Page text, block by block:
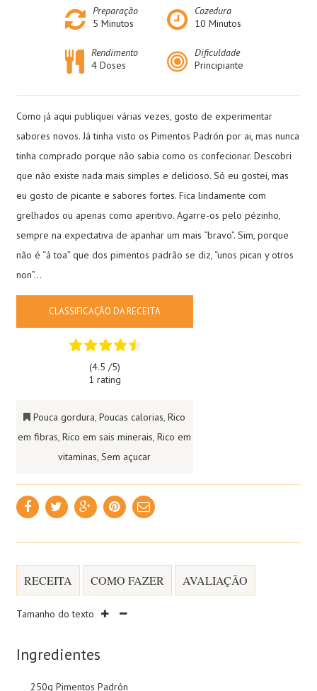
Preparação
5 Minutos
Cozedura
10 Minutos
Rendimento
4 Doses
Dificuldade
Principiante
Como já aqui publiquei várias vezes, gosto de experimentar
sabores novos. Já tinha visto os Pimentos Padrón por ai, mas nunca
tinha comprado porque não sabia como os confecionar. Descobri
que não existe nada mais simples e delicioso. Só eu gostei, mas
eu gosto de picante e sabores fortes. Fica lindamente com
grelhados ou apenas como aperitivo. Agarre-os pelo pézinho,
sempre na expectativa de apanhar um mais “bravo”. Sim, porque
não é “á toa” que dos pimentos padrão se diz, “unos pican y otros
non”…
CLASSIFICAÇÃO DA RECEITA
(4.5 /5)
1 rating
Pouca gordura,Poucas calorias,Rico
em fibras,Rico em sais minerais,Rico em
vitaminas,Sem açucar
RECEITA COMO FAZER AVALIAÇÃO
Tamanho do texto
Ingredientes
250g Pimentos Padrón